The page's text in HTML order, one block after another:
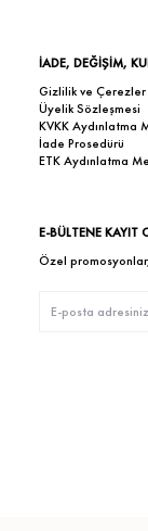
İADE, DEĞİŞİM,
Gizlilik ve Çerezler
Üyelik Sözleşmesi
KVKK Aydınlatma
İade Prosedürü
ETK Aydınlatma
E-BÜLTENE KAYIT
Özel